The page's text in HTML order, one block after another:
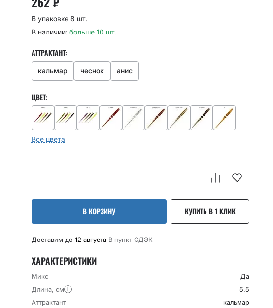
В упаковке 8 шт.
В наличии: больше 10 шт.
АТТРАКТАНТ:
кальмар чеснок анис
ЦВЕТ:
Все цвета
В КОРЗИНУ КУПИТЬ В 1 КЛИК
Доставим до 12 августа В пункт CДЭК
ХАРАКТЕРИСТИКИ
Микс
Да
Длина, см i
5.5
Аттрактант
кальмар